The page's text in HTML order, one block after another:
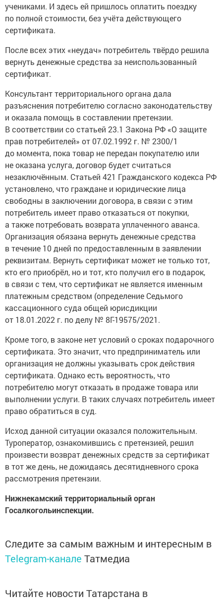
учениками. И здесь ей пришлось оплатить поездку
по полной стоимости, без учёта действующего
сертификата.
После всех этих «неудач» потребитель твёрдо решила
вернуть денежные средства за неиспользованный
сертификат.
Консультант территориального органа дала
разъяснения потребителю согласно законодательству
и оказала помощь в составлении претензии.
В соответствии со статьей 23.1 Закона РФ «О защите
прав потребителей» от 07.02.1992 г. № 2300/1
до момента, пока товар не передан покупателю или
не оказана услуга, договор будет считаться
незаключённым. Статьей 421 Гражданского кодекса РФ
установлено, что граждане и юридические лица
свободны в заключении договора, в связи с этим
потребитель имеет право отказаться от покупки,
а также потребовать возврата уплаченного аванса.
Организация обязана вернуть денежные средства
в течение 10 дней по предоставленным в заявлении
реквизитам. Вернуть сертификат может не только тот,
кто его приобрёл, но и тот, кто получил его в подарок,
в связи с тем, что сертификат не является именным
платежным средством (определение Седьмого
кассационного суда общей юрисдикции
от 18.01.2022 г. по делу № 8Г-19575/2021.
Кроме того, в законе нет условий о сроках подарочного
сертификата. Это значит, что предприниматель или
организация не должны указывать срок действия
сертификата. Однако есть вероятность, что
потребителю могут отказать в продаже товара или
выполнении услуги. В таких случаях потребитель имеет
право обратиться в суд.
Исход данной ситуации оказался положительным.
Туроператор, ознакомившись с претензией, решил
произвести возврат денежных средств за сертификат
в тот же день, не дожидаясь десятидневного срока
рассмотрения претензии.
Нижнекамский территориальный орган
Госалкогольинспекции.
Следите за самым важным и интересным в
Telegram-канале Татмедиа
Читайте новости Татарстана в